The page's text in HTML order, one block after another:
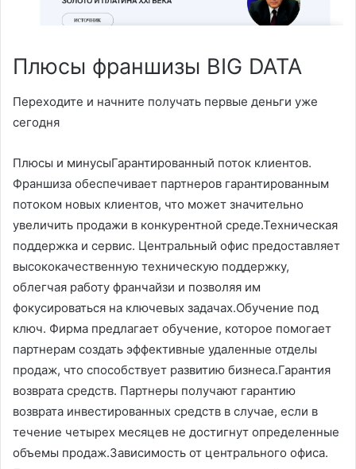
Плюсы франшизы BIG DATA
Переходите и начните получать первые деньги уже
сегодня
Плюсы и минусыГарантированный поток клиентов.
Франшиза обеспечивает партнеров гарантированным
потоком новых клиентов, что может значительно
увеличить продажи в конкурентной среде.Техническая
поддержка и сервис. Центральный офис предоставляет
высококачественную техническую поддержку,
облегчая работу франчайзи и позволяя им
фокусироваться на ключевых задачах.Обучение под
ключ. Фирма предлагает обучение, которое помогает
партнерам создать эффективные удаленные отделы
продаж, что способствует развитию бизнеса.Гарантия
возврата средств. Партнеры получают гарантию
возврата инвестированных средств в случае, если в
течение четырех месяцев не достигнут определенные
объемы продаж.Зависимость от центрального офиса.